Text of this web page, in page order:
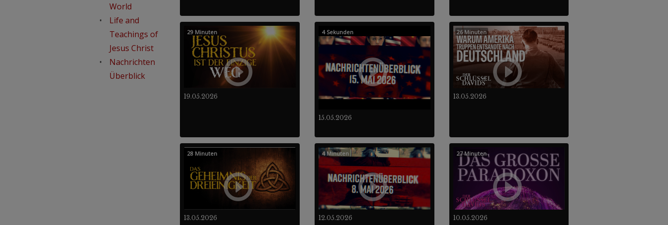
World
Life and
Teachings of
Jesus Christ
Nachrichten
Überblick
19.05.2026
29 Minuten
15.05.2026
4 Sekunden
13.05.2026
26 Minuten
13.05.2026
28 Minuten
12.05.2026
4 Minuten
10.05.2026
27 Minuten